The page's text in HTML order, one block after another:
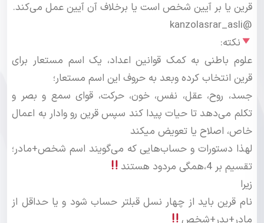
قرین یا بر آیین شخص است یا برخلاف آن آیین عمل می‌کند.
@kanzolasrar_asli
نکته:
علوم‌ باطنی به کمک قوانین اعداد، یک اسم مستعار برای
قرین انتخاب کرده وبعد به حروف این اسم مستعار؛
جسد، روح، عقل، نفس، خون، حرکت، قوای سمع و بصر و
تکلم می‌دهد تا حیات پیدا کند سپس قرین رو وادار به اعمال
خاص، اصلاح یا تعویض میکند
لهذا دستورات و حساب‌هایی که می‌گویند اسم شخص+مادر؛
تقسیم بر 4،همگی مردود هستند
زیرا
نام قرین باید از چهار نسل قبلتر حساب شود و یا حداقل از
مادر+پدر+شخص